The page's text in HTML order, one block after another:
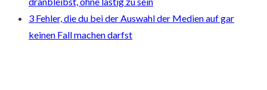
3 Fehler, die du bei der Auswahl der Medien auf gar
keinen Fall machen darfst